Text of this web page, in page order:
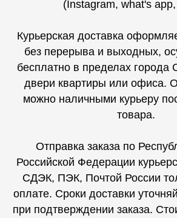
(Instagram, what's
Курьерская доставка
без перерыва и выходных,
бесплатно в пределах города
двери квартиры или офиса.
можно наличными курьеру
товара.
Отправка заказа по
Российской Федерации
СДЭК, ПЭК, Почтой России
оплате. Сроки доставки
при подтверждении заказа.